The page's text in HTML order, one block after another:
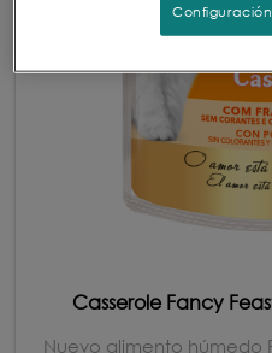
Casserole Fancy
Nuevo alimento húmedo